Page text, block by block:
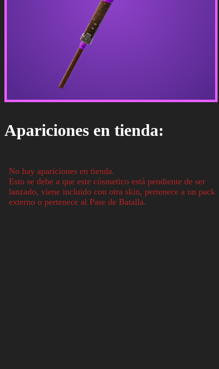
Apariciones en tienda:
No hay apariciones en tienda.
Esto se debe a que este cósmetico está pendiente de ser
lanzado, viene incluido con otra skin, pertenece a un pack
externo o pertenece al Pase de Batalla.